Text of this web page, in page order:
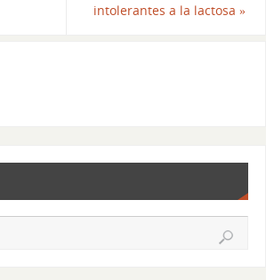
intolerantes a la lactosa»